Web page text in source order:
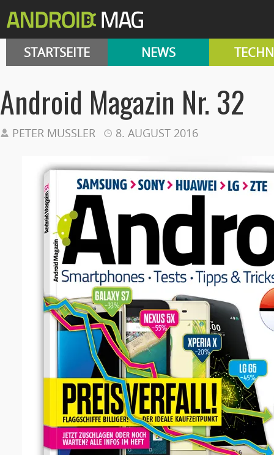
STARTSEITE NEWS
Android Magazin Nr. 32
PETER MUSSLER 8. AUGUST 2016